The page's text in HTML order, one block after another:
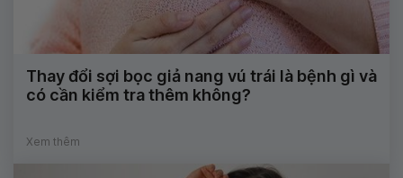
Thay đổi sợi bọc giả nang vú trái là bệnh gì và
có cần kiểm tra thêm không?
Xem thêm